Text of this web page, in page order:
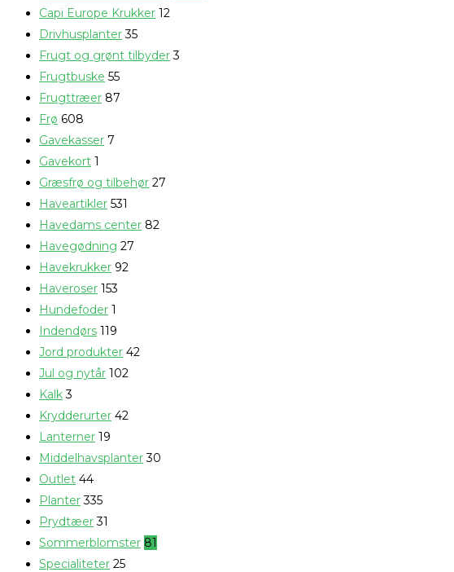
Capi Europe Krukker 12
Drivhusplanter 35
Frugt og grønt tilbyder 3
Frugtbuske 55
Frugttræer 87
Frø 608
Gavekasser 7
Gavekort 1
Græsfrø og tilbehør 27
Haveartikler 531
Havedams center 82
Havegødning 27
Havekrukker 92
Haveroser 153
Hundefoder 1
Indendørs 119
Jord produkter 42
Jul og nytår 102
Kalk 3
Krydderurter 42
Lanterner 19
Middelhavsplanter 30
Outlet 44
Planter 335
Prydtæer 31
Sommerblomster 81
Specialiteter 25